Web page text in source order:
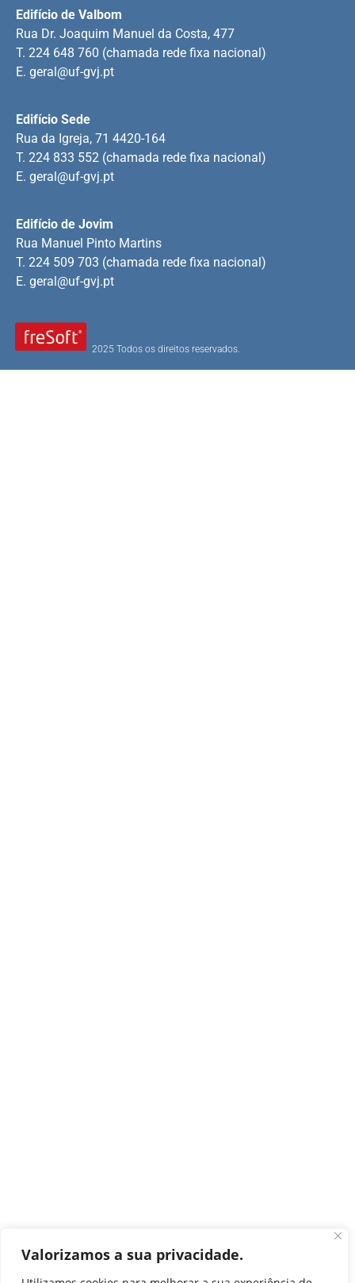
Valorizamos a sua privacidade.
2025 Todos os direitos reservados.
Edifício de Jovim
Rua Manuel Pinto Martins
T. 224 509 703 (chamada rede fixa nacional)
E. geral@uf-gvj.pt
Edifício Sede
Rua da Igreja, 71 4420-164
T. 224 833 552 (chamada rede fixa nacional)
E. geral@uf-gvj.pt
Edifício de Valbom
Rua Dr. Joaquim Manuel da Costa, 477
T. 224 648 760 (chamada rede fixa nacional)
E. geral@uf-gvj.pt